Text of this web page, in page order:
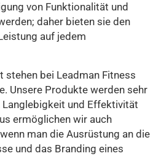
von Funktionalität und
daher bieten sie den
auf jedem
stehen bei Leadman Fitness
Unsere Produkte werden sehr
Langlebigkeit und Effektivität
ermöglichen wir auch
man die Ausrüstung an die
und das Branding eines